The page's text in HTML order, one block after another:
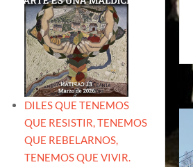
DILES QUE TENEMOS
QUE RESISTIR, TENEMOS
QUE REBELARNOS,
TENEMOS QUE VIVIR.